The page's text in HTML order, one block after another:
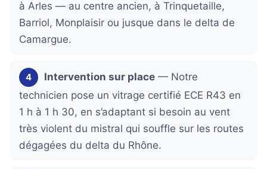
à Arles — au centre ancien, à Trinquetaille,
Barriol, Monplaisir ou jusque dans le delta de
Camargue.
4 Intervention sur place — Notre
technicien pose un vitrage certifié ECE R43 en
1 h à 1 h 30, en s’adaptant si besoin au vent
très violent du mistral qui souffle sur les routes
dégagées du delta du Rhône.